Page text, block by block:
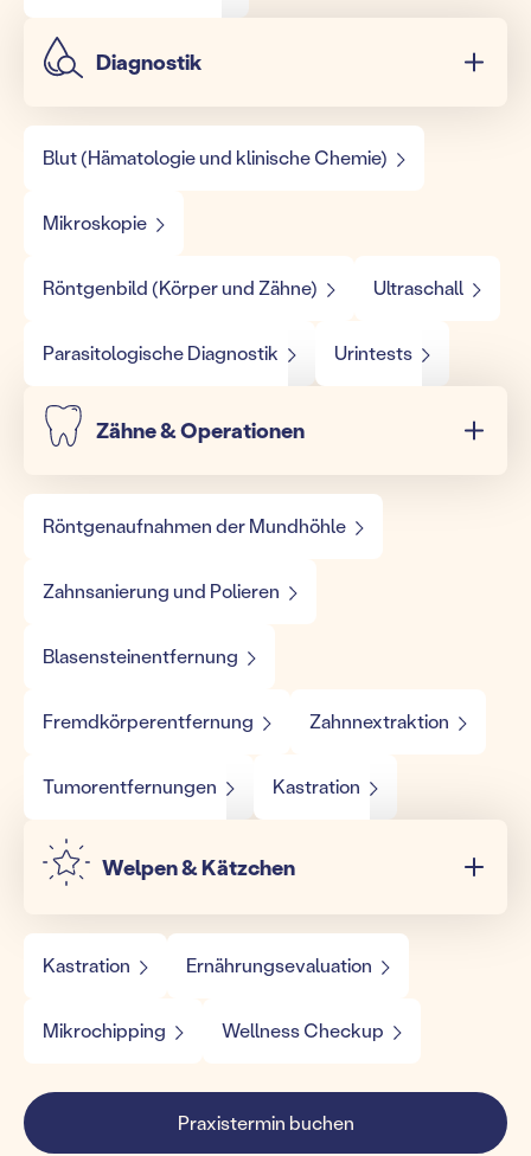
Diagnostik
Blut (Hämatologie und klinische Chemie)
Mikroskopie
Röntgenbild (Körper und Zähne) Ultraschall
Parasitologische Diagnostik Urintests
Zähne & Operationen
Röntgenaufnahmen der Mundhöhle
Zahnsanierung und Polieren
Blasensteinentfernung
Fremdkörperentfernung Zahnnextraktion
Tumorentfernungen Kastration
Welpen & Kätzchen
Kastration Ernährungsevaluation
Mikrochipping Wellness Checkup
Praxistermin buchen